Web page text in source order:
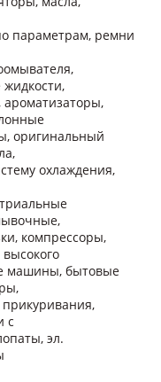
параметрам, ремни
ароматизаторы,
оригинальный
охлаждения,
компрессоры,
машины, бытовые
с
эл.